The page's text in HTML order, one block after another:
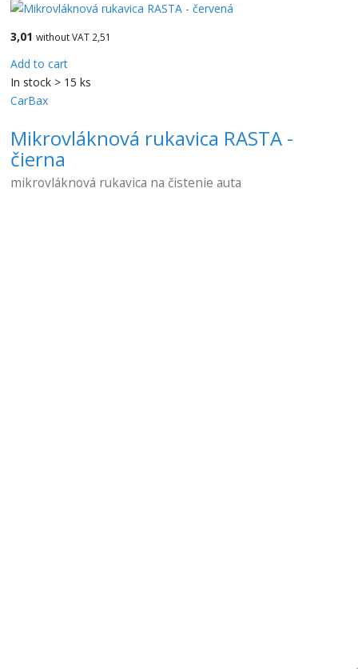
3,01 without VAT 2,51
Add to cart
In stock > 15 ks
CarBax
Mikrovláknová rukavica RASTA -
čierna
mikrovláknová rukavica na čistenie auta